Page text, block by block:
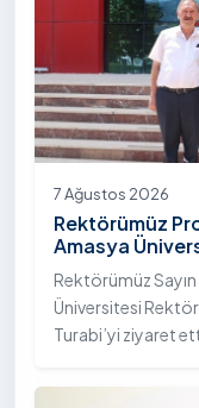
7 Ağustos 2026
Rektörümüz
Amasya
Rektörümüz
Üniversitesi
Turabi’yi ziyaret
Yardımcısı Prof.